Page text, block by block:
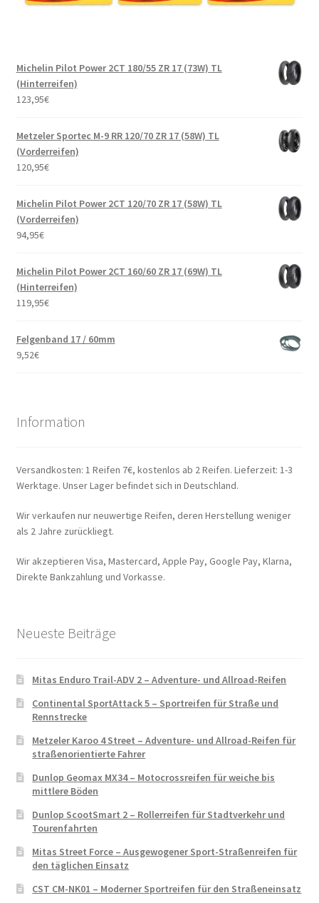
Michelin Pilot Power 2CT 180/55 ZR 17 (73W) TL
(Hinterreifen)
123,95€
Metzeler Sportec M-9 RR 120/70 ZR 17 (58W) TL
(Vorderreifen)
120,95€
Michelin Pilot Power 2CT 120/70 ZR 17 (58W) TL
(Vorderreifen)
94,95€
Michelin Pilot Power 2CT 160/60 ZR 17 (69W) TL
(Hinterreifen)
119,95€
Felgenband 17 / 60mm
9,52€
Information
Versandkosten: 1 Reifen 7€, kostenlos ab 2 Reifen. Lieferzeit: 1-3
Werktage. Unser Lager befindet sich in Deutschland.
Wir verkaufen nur neuwertige Reifen, deren Herstellung weniger
als 2 Jahre zurückliegt.
Wir akzeptieren Visa, Mastercard, Apple Pay, Google Pay, Klarna,
Direkte Bankzahlung und Vorkasse.
Neueste Beiträge
Mitas Enduro Trail-ADV 2 – Adventure- und Allroad-Reifen
Continental SportAttack 5 – Sportreifen für Straße und
Rennstrecke
Metzeler Karoo 4 Street – Adventure- und Allroad-Reifen für
straßenorientierte Fahrer
Dunlop Geomax MX34 – Motocrossreifen für weiche bis
mittlere Böden
Dunlop ScootSmart 2 – Rollerreifen für Stadtverkehr und
Tourenfahrten
Mitas Street Force – Ausgewogener Sport-Straßenreifen für
den täglichen Einsatz
CST CM-NK01 – Moderner Sportreifen für den Straßeneinsatz